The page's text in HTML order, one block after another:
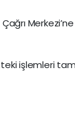
işlemleri